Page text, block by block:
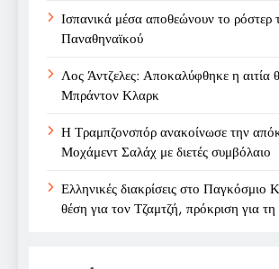
Ισπανικά μέσα αποθεώνουν το ρόστερ
Παναθηναϊκού
Λος Άντζελες: Αποκαλύφθηκε η αιτία
Μπράντον Κλαρκ
Η Τραμπζονσπόρ ανακοίνωσε την
Μοχάμεντ Σαλάχ με διετές συμβόλαιο
Ελληνικές διακρίσεις στο
θέση για τον Τζαμτζή, πρόκριση για